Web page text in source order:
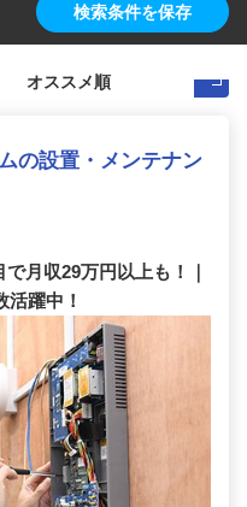
検索条件を保存
の設置・メンテナン
月収29万円以上も！｜
活躍中！